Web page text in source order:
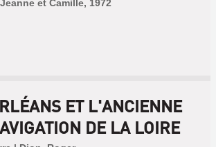
et Camille, 1972
ET L'ANCIENNE
DE LA LOIRE